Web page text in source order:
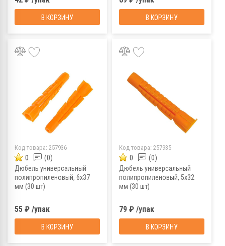
В КОРЗИНУ В КОРЗИНУ
Код товара: 257936
0 (0)
Дюбель универсальный
полипропиленовый, 6x37
мм (30 шт)
55 ₽ /упак
В КОРЗИНУ
Код товара: 257935
0 (0)
Дюбель универсальный
полипропиленовый, 5x32
мм (30 шт)
79 ₽ /упак
В КОРЗИНУ